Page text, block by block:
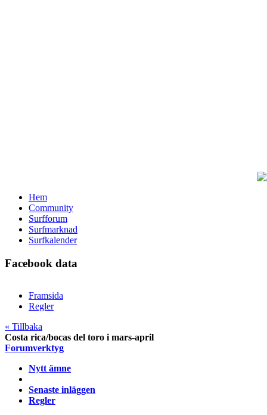
Hem
Community
Surfforum
Surfmarknad
Surfkalender
Facebook data
Framsida
Regler
« Tillbaka
Costa rica/bocas del toro i mars-april
Forumverktyg
Nytt ämne
Senaste inläggen
Regler